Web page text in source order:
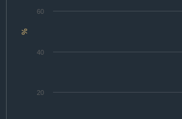
%
20
40
60